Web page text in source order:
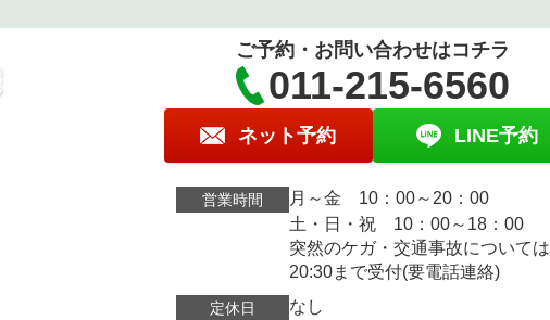
ご予約・お問い合わせはコチラ
011-215-6560
ネット予約 LINE予約
営業時間
月～金 10：00～20：00
土・日・祝 10：00～18：00
突然のケガ・交通事故については
20:30まで受付(要電話連絡)
定休日 なし